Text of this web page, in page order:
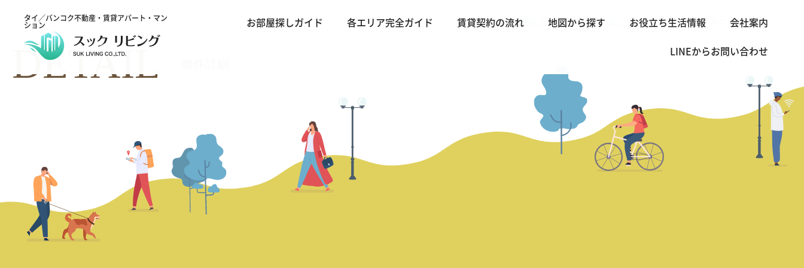
タイ／バンコク不動産・賃貸アパート・マン
ション
お部屋探しガイド 各エリア完全ガイド 賃貸契約の流れ 地図から探す お役立ち生活情報 会社案内
LINEからお問い合わせ
バンコクの不動産・賃貸 TOP> 営業本部長の熱血レビュー>アッパー スイート スクンビット 23
DETAIL